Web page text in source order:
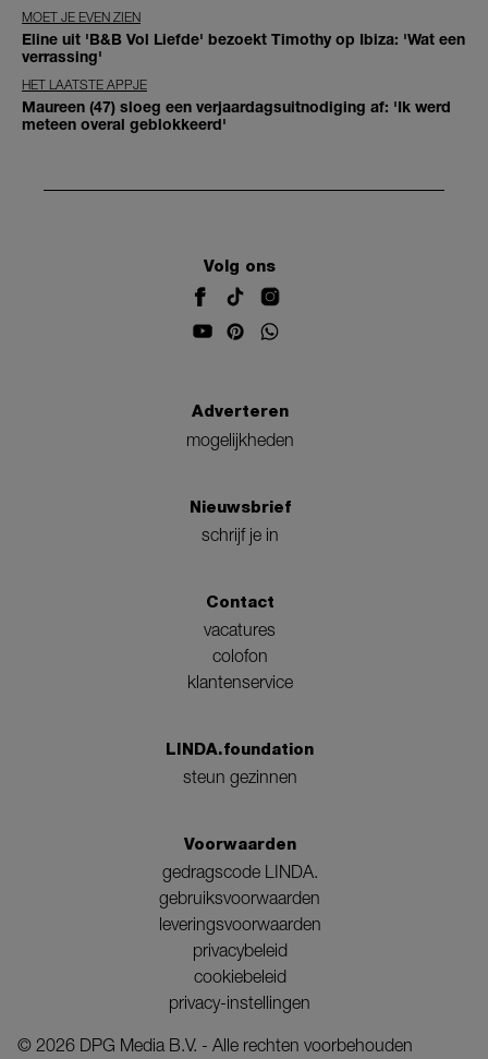
MOET JE EVEN ZIEN
Eline uit 'B&B Vol Liefde' bezoekt Timothy op Ibiza: 'Wat een
verrassing'
HET LAATSTE APPJE
Maureen (47) sloeg een verjaardagsuitnodiging af: 'Ik werd
meteen overal geblokkeerd'
Volg ons
Adverteren
mogelijkheden
Nieuwsbrief
schrijf je in
Contact
vacatures
colofon
klantenservice
LINDA.foundation
steun gezinnen
Voorwaarden
gedragscode LINDA.
gebruiksvoorwaarden
leveringsvoorwaarden
privacybeleid
cookiebeleid
privacy-instellingen
© 2026 DPG Media B.V. - Alle rechten voorbehouden